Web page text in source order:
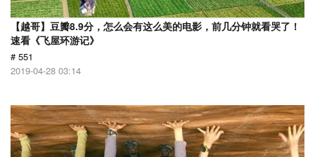
【越哥】豆瓣8.9分，怎么会有这么美的电影，前几分钟就看哭了！
速看《飞屋环游记》
# 551
2019-04-28 03:14